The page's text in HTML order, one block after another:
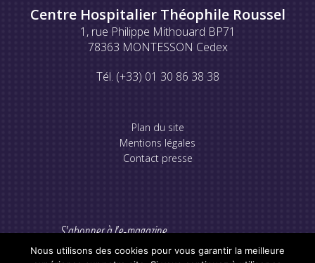
Centre Hospitalier Théophile Roussel
1, rue Philippe Mithouard BP71
78363 MONTESSON Cedex
Tél. (+33) 01 30 86 38 38
Plan du site
Mentions légales
Contact presse
S'abonner à l'e-magazine
Nous utilisons des cookies pour vous garantir la meilleure